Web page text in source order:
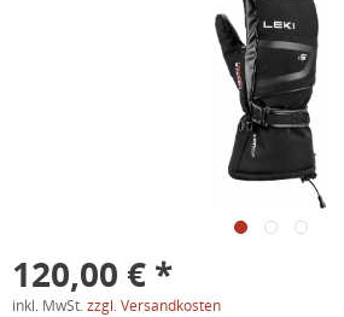
120,00 € *
inkl. MwSt. zzgl. Versandkosten